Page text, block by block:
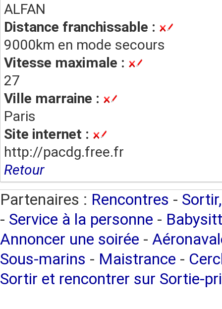
ALFAN
Distance franchissable :
9000km en mode secours
Vitesse maximale :
27
Ville marraine :
Paris
Site internet :
http://pacdg.free.fr
Retour
Partenaires : Rencontres -
- Service à la personne -
Annoncer une soirée -
Sous-marins - Maistrance -
Sortir et rencontrer sur Sortie-